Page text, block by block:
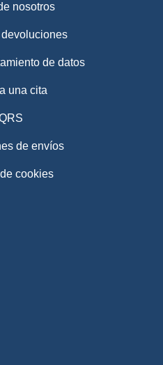
nosotros
de datos
una cita
de envíos
cookies